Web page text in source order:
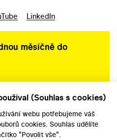
LinkedIn
měsíčně do
(Souhlas s cookies)
webu potřebujeme váš
cookies. Souhlas udělíte
"Povolit vše".